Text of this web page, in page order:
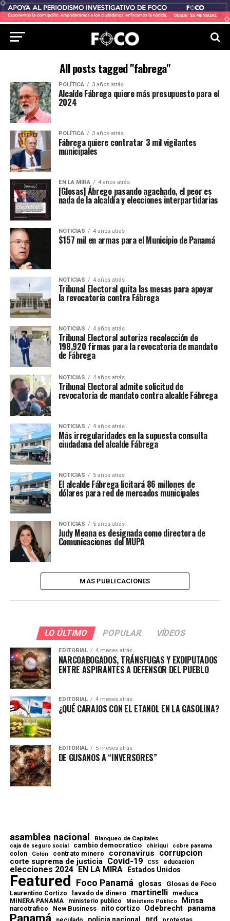
All posts tagged "fabrega"
POLÍTICA 3 años atrás
Alcalde Fábrega quiere más presupuesto para el
2024
POLÍTICA 3 años atrás
Fábrega quiere contratar 3 mil vigilantes
municipales
EN LA MIRA 4 años atrás
[Glosas] Ábrego pasando agachado, el peor es
nada de la alcaldía y elecciones interpartidarias
NOTICIAS 4 años atrás
$157 mil en armas para el Municipio de Panamá
NOTICIAS 4 años atrás
Tribunal Electoral quita las mesas para apoyar
la revocatoria contra Fábrega
NOTICIAS 4 años atrás
Tribunal Electoral autoriza recolección de
198,920 firmas para la revocatoria de mandato
de Fábrega
NOTICIAS 4 años atrás
Tribunal Electoral admite solicitud de
revocatoria de mandato contra alcalde Fábrega
NOTICIAS 4 años atrás
Más irregularidades en la supuesta consulta
ciudadana del alcalde Fábrega
NOTICIAS 5 años atrás
El alcalde Fábrega licitará 86 millones de
dólares para red de mercados municipales
NOTICIAS 5 años atrás
Judy Meana es designada como directora de
Comunicaciones del MUPA
MÁS PUBLICACIONES
LO ÚLTIMO POPULAR VÍDEOS
EDITORIAL 4 meses atrás
NARCOABOGADOS, TRÁNSFUGAS Y EXDIPUTADOS
ENTRE ASPIRANTES A DEFENSOR DEL PUEBLO
EDITORIAL 4 meses atrás
¿QUÉ CARAJOS CON EL ETANOL EN LA GASOLINA?
EDITORIAL 5 meses atrás
DE GUSANOS A “INVERSORES”
asamblea nacional Blanqueo de Capitales
caja de seguro social cambio democratico chiriqui cobre panama
colon Colón contrato minero coronavirus corrupcion
corte suprema de justicia Covid-19 CSS educacion
elecciones 2024 EN LA MIRA Estados Unidos
Featured Foco Panamá glosas Glosas de Foco
Laurentino Cortizo lavado de dinero martinelli meduca
MINERA PANAMA ministerio publico Ministerio Público Minsa
narcotrafico New Business nito cortizo Odebrecht panama
Panamá